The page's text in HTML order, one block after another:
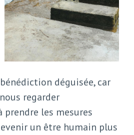
déguisée, car
regarder
les mesures
un être humain plus